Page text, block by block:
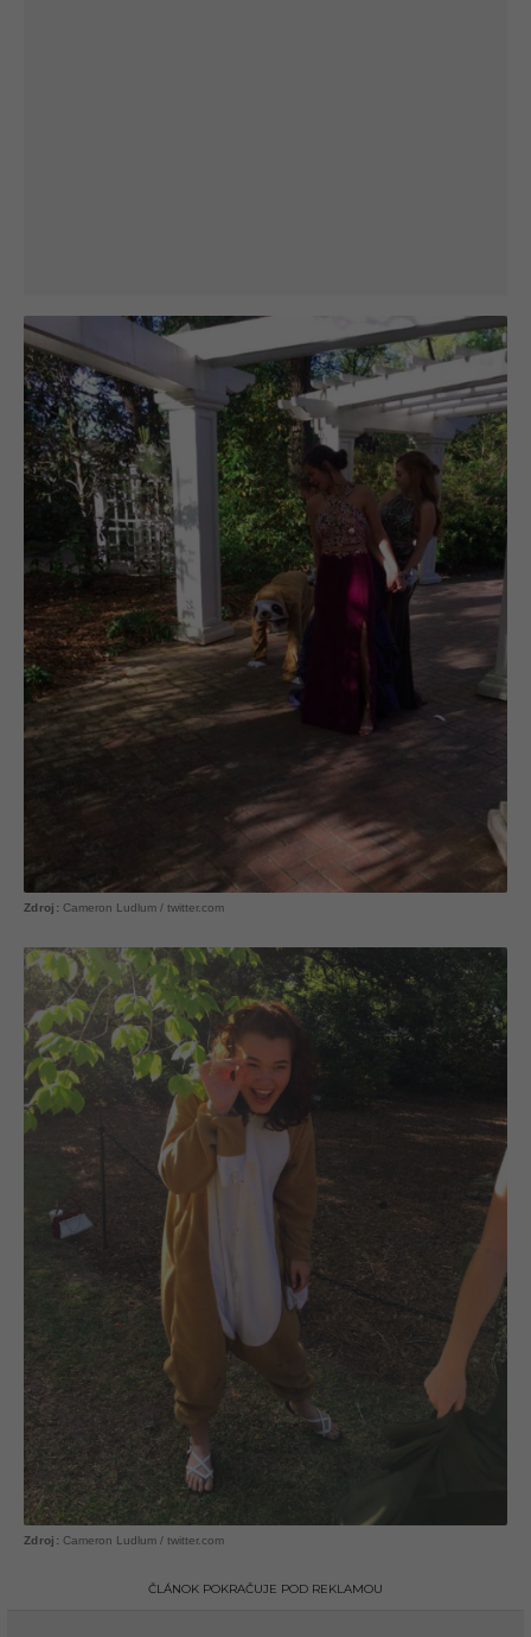
Cameron Ludlum / twitter.com
Cameron Ludlum / twitter.com
ČLÁNOK POKRAČUJE POD REKLAMOU